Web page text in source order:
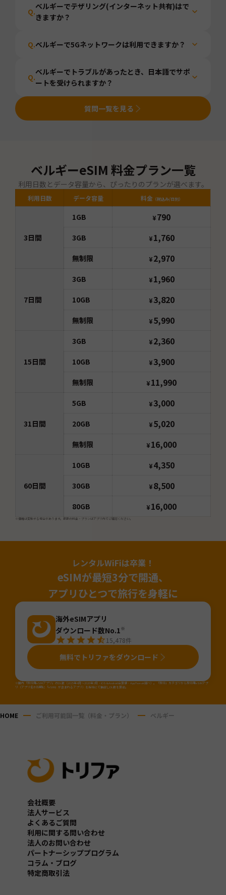
Q.
ベルギーでテザリング(インターネット共有)はで
きますか？
Q.ベルギーで5Gネットワークは利用できますか？
Q.
ベルギーでトラブルがあったとき、日本語でサポ
ートを受けられますか？
質問一覧を見る
ベルギーeSIM 料金プラン一覧
利用日数とデータ容量から、ぴったりのプランが選べます。
利用日数 データ容量 料金 （税込み/日別）
3日間
1GB ¥790
3GB ¥ 1,760
無制限 ¥ 2,970
7日間
3GB ¥ 1,960
10GB ¥ 3,820
無制限 ¥ 5,990
15日間
3GB ¥ 2,360
10GB ¥ 3,900
無制限 ¥11,990
31日間
5GB ¥ 3,000
20GB ¥ 5,020
無制限 ¥16,000
60日間
10GB ¥ 4,350
30GB ¥ 8,500
80GB ¥16,000
※価格は変動する場合があります。最新の料金・プランはアプリ内でご確認ください。
レンタルWiFiは卒業！
eSIMが最短3分で開通、
アプリひとつで旅行を身軽に
海外eSIMアプリ
ダウンロード数No.1※
15,478件
無料でトリファをダウンロード
※国内「旅行用eSIMアプリ」のDL数（2025年4月～2026年3月・iOS&Android合算値・AppTweak調べ）。「旅行」カテゴリから旅行用eSIMアプ
リ（アプリ名か説明に「eSIM」が含まれるアプリ）を当社にて抽出しDL数を算出。
HOME ご利用可能国一覧（料金・プラン） ベルギー
会社概要
法人サービス
よくあるご質問
利用に関する問い合わせ
法人のお問い合わせ
パートナーシッププログラム
コラム・ブログ
特定商取引法